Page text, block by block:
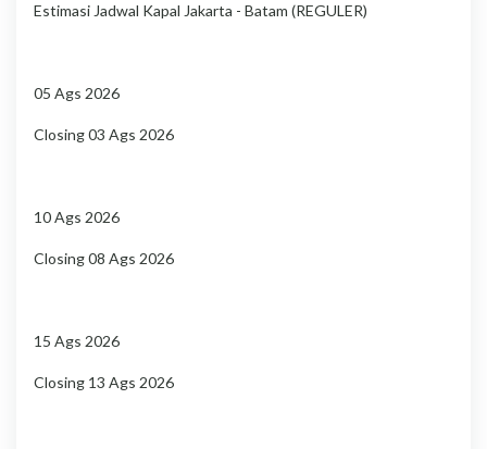
Estimasi Jadwal Kapal Jakarta - Batam (REGULER)
05 Ags 2026
Closing 03 Ags 2026
10 Ags 2026
Closing 08 Ags 2026
15 Ags 2026
Closing 13 Ags 2026